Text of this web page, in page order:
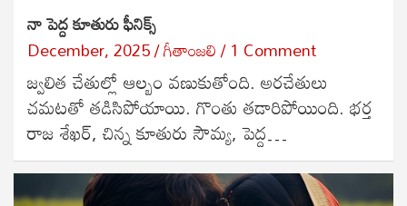
నా పెద్ద కూతురు ఫీనిక్స్
December, 2025 గీతాంజలి 1 Comment
జ్వలిత చేతుల్లో ఆల్బం వణుకుతోంది. అరచేతులు
చమటతో తడిసిపోయాయి. గొంతు తడారిపోయింది. భర్త
రాజ శేఖర్, చిన్న కూతురు సౌమ్య, పెద్ద…